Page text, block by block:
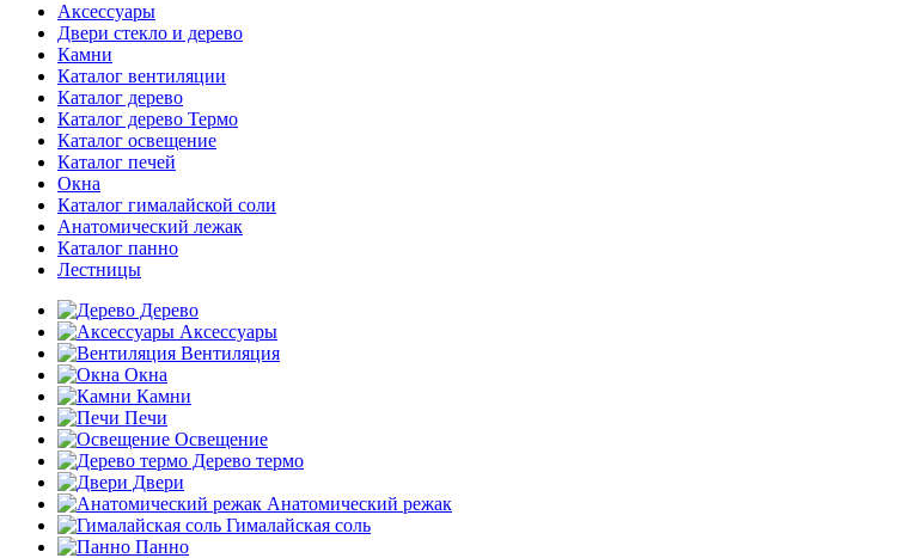
Аксессуары
Двери стекло и дерево
Камни
Каталог вентиляции
Каталог дерево
Каталог дерево Термо
Каталог освещение
Каталог печей
Окна
Каталог гималайской соли
Анатомический лежак
Каталог панно
Лестницы
Дерево
Аксессуары
Вентиляция
Окна
Камни
Печи
Освещение
Дерево термо
Двери
Анатомический режак
Гималайская соль
Панно